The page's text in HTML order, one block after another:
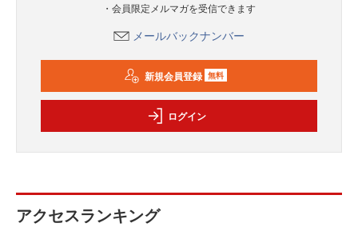
・会員限定メルマガを受信できます
メールバックナンバー
新規会員登録 無料
ログイン
アクセスランキング